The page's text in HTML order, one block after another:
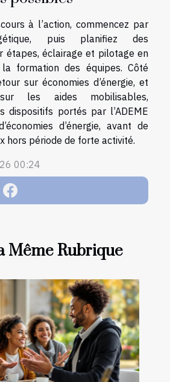
à l’action, commencez par
puis planifiez des
étapes, éclairage et pilotage en
formation des équipes. Côté
sur économies d’énergie, et
sur les aides mobilisables,
dispositifs portés par l’ADEME
d’énergie, avant de
hors période de forte activité.
00:24
Même Rubrique